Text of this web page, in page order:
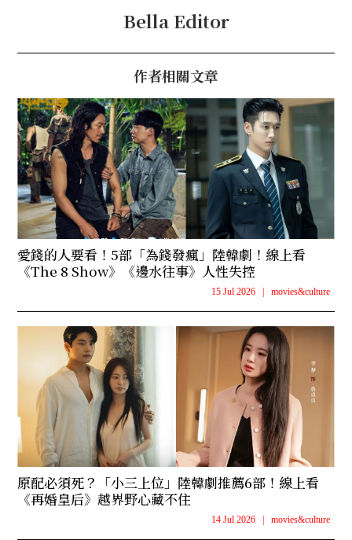
Bella Editor
作者相關文章
愛錢的人要看！5部「為錢發瘋」陸韓劇！線上看
《The 8 Show》《邊水往事》人性失控
15 Jul 2026 | movies&culture
原配必須死？「小三上位」陸韓劇推薦6部！線上看
《再婚皇后》越界野心藏不住
14 Jul 2026 | movies&culture